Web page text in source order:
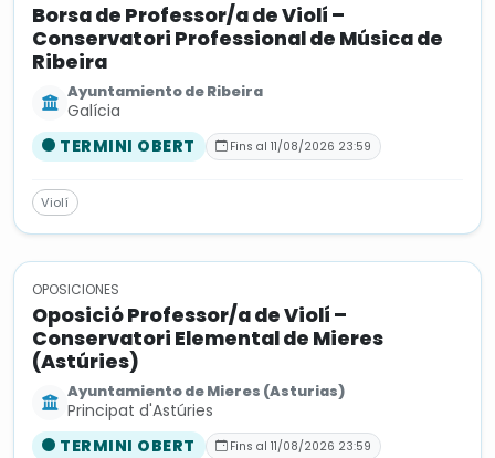
Borsa de Professor/a de Violí –
Conservatori Professional de Música de
Ribeira
Ayuntamiento de Ribeira
Galícia
TERMINI OBERT
Fins al 11/08/2026 23:59
Violí
OPOSICIONES
Oposició Professor/a de Violí –
Conservatori Elemental de Mieres
(Astúries)
Ayuntamiento de Mieres (Asturias)
Principat d'Astúries
TERMINI OBERT
Fins al 11/08/2026 23:59